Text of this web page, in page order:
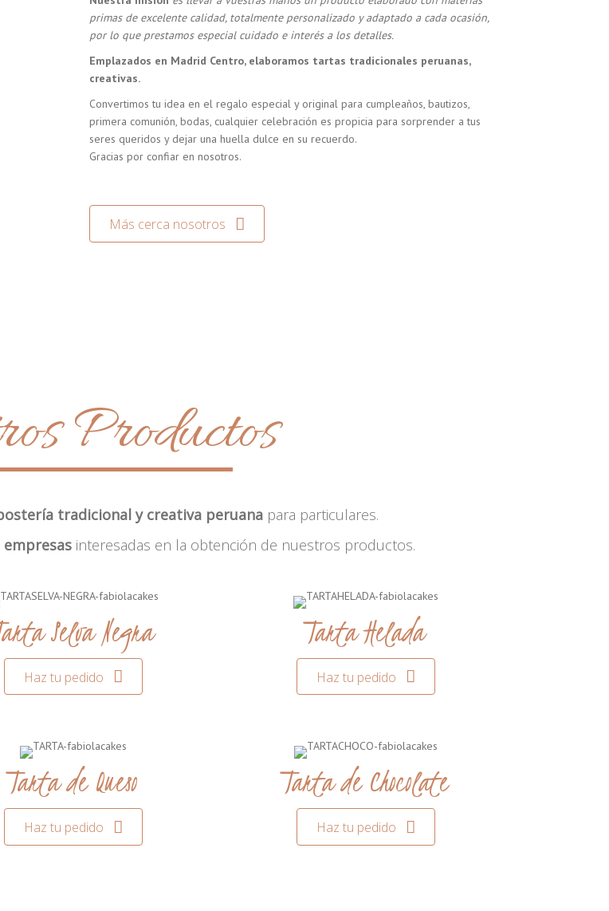
primas de excelente calidad, totalmente personalizado y adaptado a cada ocasión,
por lo que prestamos especial cuidado e interés a los detalles.
Emplazados en Madrid Centro, elaboramos tartas tradicionales peruanas,
creativas.
Convertimos tu idea en el regalo especial y original para cumpleaños, bautizos,
primera comunión, bodas, cualquier celebración es propicia para sorprender a tus
seres queridos y dejar una huella dulce en su recuerdo.
Gracias por confiar en nosotros.
Más cerca nosotros
Productos
tradicional y creativa peruana para particulares.
empresas interesadas en la obtención de nuestros productos.
Selva Negra
Haz tu pedido
Tarta Helada
Haz tu pedido
Tarta de Queso
Haz tu pedido
Tarta de Chocolate
Haz tu pedido